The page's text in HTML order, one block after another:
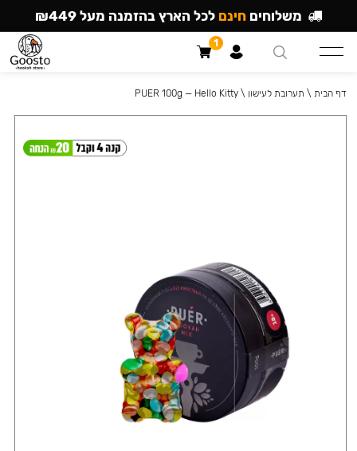
דף הבית \ תערובת לעישון \
PUER 100g — Hello Kitty
משלוחים חינם לכל הארץ בהזמנה מעל ₪449
1